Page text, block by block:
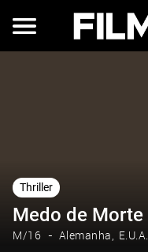
Thriller
Medo de Morte
M/16 Alemanha E.U.A.